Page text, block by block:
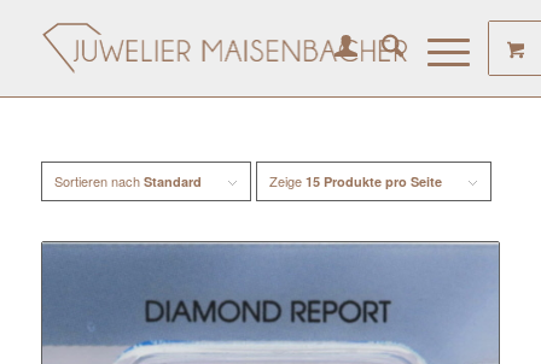
Sortieren nach Standard Zeige 15 Produkte pro Seite